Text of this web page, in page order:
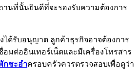
านที่นั้นยินดีที่จะรองรับความต้องการ
ได้รับอนุญาต ลูกค้าธุรกิจอาจต้องการ
มต่ออินเทอร์เน็ตและมีเครื่องโทรสาร
กชะอำครอบครัวควรตรวจสอบเพื่อดูว่า